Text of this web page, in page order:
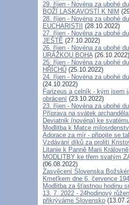
29. říjen - Novéna za ubohé
BOŽÍ LASKAVOSTÍ K NIM
28. říjen - Novéna za ubohé
EUCHARISTII
(28.10.2022)
27. říjen - Novéna za ubohé
JEŠTĚ (27.10.2022)
26. říjen - Novéna za ubohé
URÁŽKOU BOHA(26.10.2022)
25. říjen - Novéna za ubohé
HŘÍCHŮ (25.10.2022)
24. říjen - Novéna za ubohé
(24.10.2022)
Farizeus a celník - kým jsem
obrácení (23.10.2022)
23. říjen - Novéna za ubohé
Příprava na svátek
Deviatnik (novéna) ke
Modlitba k Matce
Adorace za mír - připojte se
Vzdávání díků za prolití
Litanie k Panně Marii Královně
MODLITBY ke třem svatým
(06.08.2022)
Zasvěcení Slovenska
Kmeťkem dne 6. července
Modlitba za šťastnou hodinu
13. 7. 2022 - 24hodinový
přikrýváme Slovensko